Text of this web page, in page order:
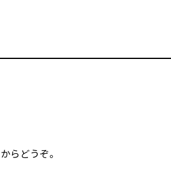
からどうぞ。